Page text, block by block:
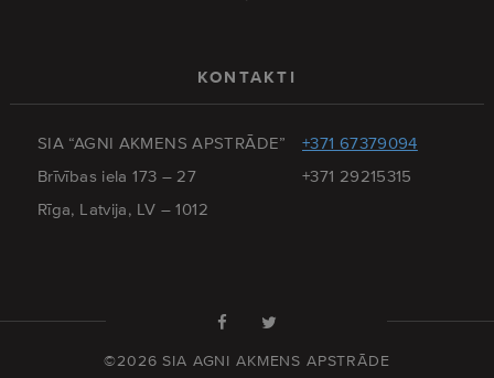
KONTAKTI
SIA “AGNI AKMENS APSTRĀDE”
Brīvības iela 173 – 27
Rīga, Latvija, LV – 1012
+371 67379094
+371 29215315
©2026 SIA AGNI AKMENS APSTRĀDE